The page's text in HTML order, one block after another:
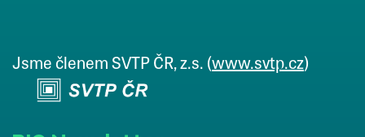
Jsme členem SVTP ČR, z.s. (www.svtp.cz)